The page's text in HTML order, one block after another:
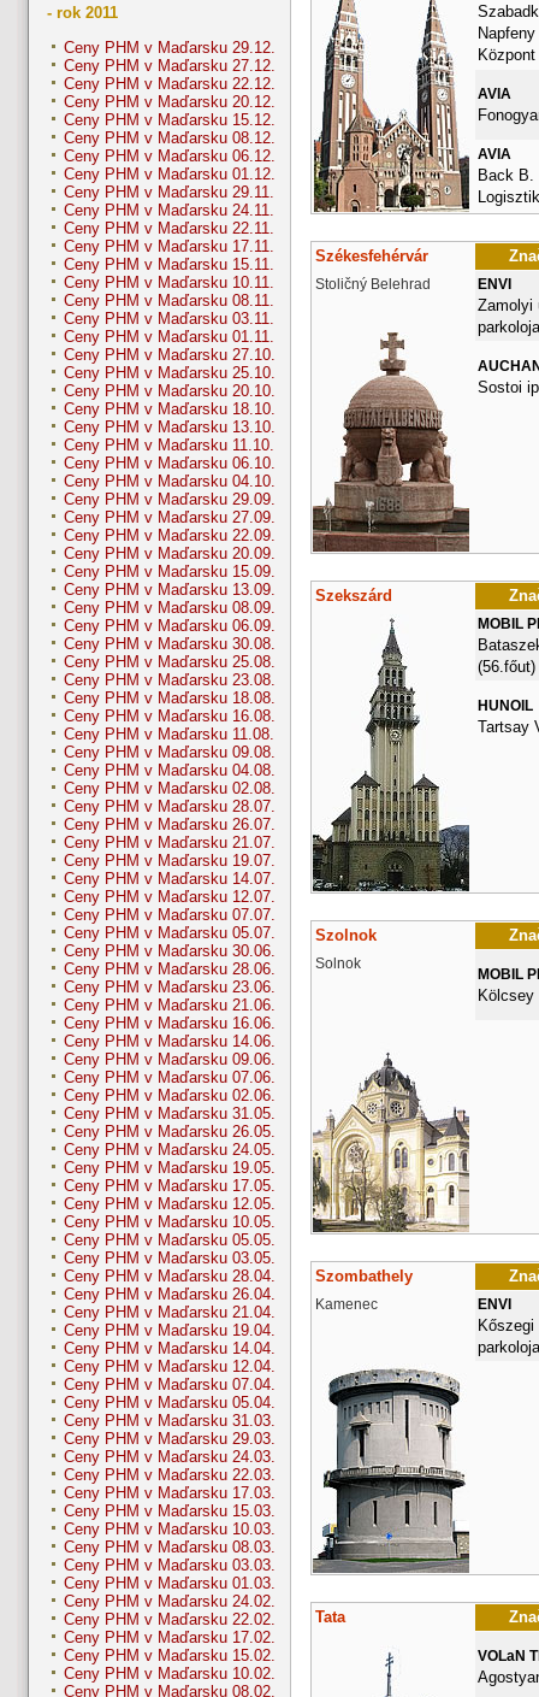
- rok 2011
Ceny PHM v Maďarsku 29.12.
Ceny PHM v Maďarsku 27.12.
Ceny PHM v Maďarsku 22.12.
Ceny PHM v Maďarsku 20.12.
Ceny PHM v Maďarsku 15.12.
Ceny PHM v Maďarsku 08.12.
Ceny PHM v Maďarsku 06.12.
Ceny PHM v Maďarsku 01.12.
Ceny PHM v Maďarsku 29.11.
Ceny PHM v Maďarsku 24.11.
Ceny PHM v Maďarsku 22.11.
Ceny PHM v Maďarsku 17.11.
Ceny PHM v Maďarsku 15.11.
Ceny PHM v Maďarsku 10.11.
Ceny PHM v Maďarsku 08.11.
Ceny PHM v Maďarsku 03.11.
Ceny PHM v Maďarsku 01.11.
Ceny PHM v Maďarsku 27.10.
Ceny PHM v Maďarsku 25.10.
Ceny PHM v Maďarsku 20.10.
Ceny PHM v Maďarsku 18.10.
Ceny PHM v Maďarsku 13.10.
Ceny PHM v Maďarsku 11.10.
Ceny PHM v Maďarsku 06.10.
Ceny PHM v Maďarsku 04.10.
Ceny PHM v Maďarsku 29.09.
Ceny PHM v Maďarsku 27.09.
Ceny PHM v Maďarsku 22.09.
Ceny PHM v Maďarsku 20.09.
Ceny PHM v Maďarsku 15.09.
Ceny PHM v Maďarsku 13.09.
Ceny PHM v Maďarsku 08.09.
Ceny PHM v Maďarsku 06.09.
Ceny PHM v Maďarsku 30.08.
Ceny PHM v Maďarsku 25.08.
Ceny PHM v Maďarsku 23.08.
Ceny PHM v Maďarsku 18.08.
Ceny PHM v Maďarsku 16.08.
Ceny PHM v Maďarsku 11.08.
Ceny PHM v Maďarsku 09.08.
Ceny PHM v Maďarsku 04.08.
Ceny PHM v Maďarsku 02.08.
Ceny PHM v Maďarsku 28.07.
Ceny PHM v Maďarsku 26.07.
Ceny PHM v Maďarsku 21.07.
Ceny PHM v Maďarsku 19.07.
Ceny PHM v Maďarsku 14.07.
Ceny PHM v Maďarsku 12.07.
Ceny PHM v Maďarsku 07.07.
Ceny PHM v Maďarsku 05.07.
Ceny PHM v Maďarsku 30.06.
Ceny PHM v Maďarsku 28.06.
Ceny PHM v Maďarsku 23.06.
Ceny PHM v Maďarsku 21.06.
Ceny PHM v Maďarsku 16.06.
Ceny PHM v Maďarsku 14.06.
Ceny PHM v Maďarsku 09.06.
Ceny PHM v Maďarsku 07.06.
Ceny PHM v Maďarsku 02.06.
Ceny PHM v Maďarsku 31.05.
Ceny PHM v Maďarsku 26.05.
Ceny PHM v Maďarsku 24.05.
Ceny PHM v Maďarsku 19.05.
Ceny PHM v Maďarsku 17.05.
Ceny PHM v Maďarsku 12.05.
Ceny PHM v Maďarsku 10.05.
Ceny PHM v Maďarsku 05.05.
Ceny PHM v Maďarsku 03.05.
Ceny PHM v Maďarsku 28.04.
Ceny PHM v Maďarsku 26.04.
Ceny PHM v Maďarsku 21.04.
Ceny PHM v Maďarsku 19.04.
Ceny PHM v Maďarsku 14.04.
Ceny PHM v Maďarsku 12.04.
Ceny PHM v Maďarsku 07.04.
Ceny PHM v Maďarsku 05.04.
Ceny PHM v Maďarsku 31.03.
Ceny PHM v Maďarsku 29.03.
Ceny PHM v Maďarsku 24.03.
Ceny PHM v Maďarsku 22.03.
Ceny PHM v Maďarsku 17.03.
Ceny PHM v Maďarsku 15.03.
Ceny PHM v Maďarsku 10.03.
Ceny PHM v Maďarsku 08.03.
Ceny PHM v Maďarsku 03.03.
Ceny PHM v Maďarsku 01.03.
Ceny PHM v Maďarsku 24.02.
Ceny PHM v Maďarsku 22.02.
Ceny PHM v Maďarsku 17.02.
Ceny PHM v Maďarsku 15.02.
Ceny PHM v Maďarsku 10.02.
Ceny PHM v Maďarsku 08.02.
AVIA
AVIA
Back B.
Székesfehérvár
Stoličný Belehrad ENVI
Zamolyi
Sostoi
Szekszárd
MOBIL
(56.főut)
HUNOIL
Tartsay
Szolnok
Solnok
MOBIL
Kölcsey
Szombathely
Kamenec ENVI
Kőszegi
Tata
VOLaN